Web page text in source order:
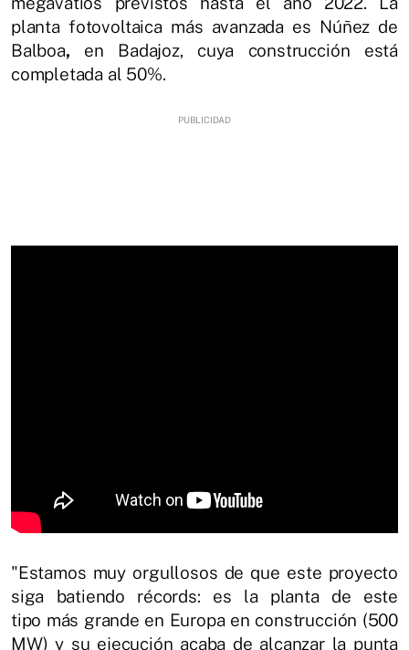
planta fotovoltaica más avanzada es Núñez de
Balboa, en Badajoz, cuya construcción está
completada al 50%.
"Estamos muy orgullosos de que este proyecto
siga batiendo récords: es la planta de este
tipo más grande en Europa en construcción (500
MW) y su ejecución acaba de alcanzar la punta